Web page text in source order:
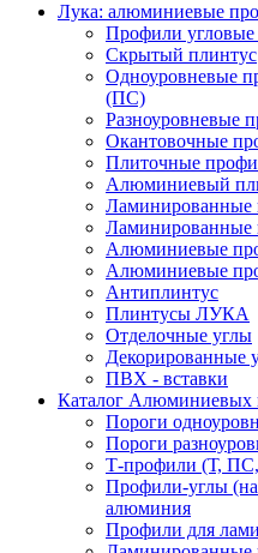
Лука: алюминиевые
Профили
Скрытый плинтус
Одноуровневые
(ПС)
Разноуровневые
Окантовочные
Плиточные
Алюминиевый
Ламинированные
Алюминиевые
Алюминиевые
Антиплинтус
Плинтусы ЛУКА
Отделочные углы
Декорированные
ПВХ - вставки
Каталог Алюминиевых
Пороги
Пороги
Т-профили (Т,
Профили-углы
алюминия
Профили для